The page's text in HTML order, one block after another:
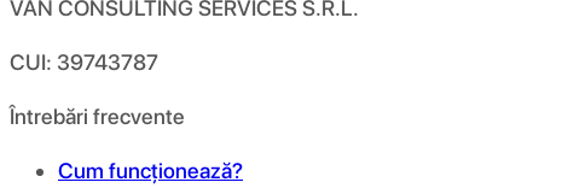
VAN CONSULTING SERVICES S.R.L.
CUI: 39743787
Întrebări frecvente
Cum funcționează?